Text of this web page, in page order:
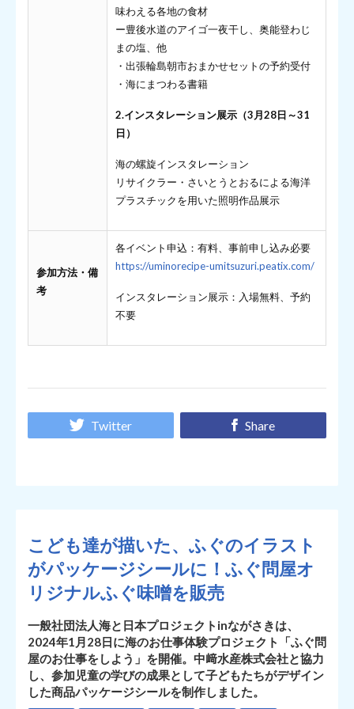
味わえる各地の食材
ー豊後水道のアイゴ一夜干し、奥能登わじ
まの塩、他
​​・出張輪島朝市おまかせセットの予約受付
・海にまつわる書籍
2.インスタレーション展示（3月28日～31
日）
海の螺旋インスタレーション
リサイクラー・さいとうとおるによる海洋
プラスチックを用いた照明作品展示
参加方法・備
考
各イベント申込：有料、事前申し込み必要
https://uminorecipe-umitsuzuri.peatix.com/
インスタレーション展示：入場無料、予約
不要
Twitter Share
こども達が描いた、ふぐのイラスト
がパッケージシールに！ふぐ問屋オ
リジナルふぐ味噌を販売
一般社団法人海と日本プロジェクトinながさきは、
2024年1月28日に海のお仕事体験プロジェクト「ふぐ問
屋のお仕事をしよう」を開催。中﨑水産株式会社と協力
し、参加児童の学びの成果として子どもたちがデザイン
した商品パッケージシールを制作しました。